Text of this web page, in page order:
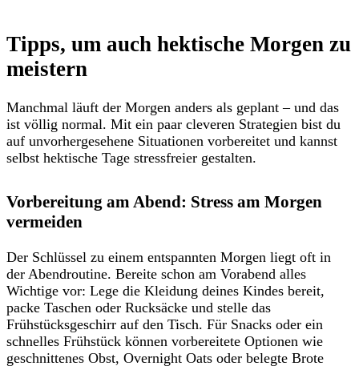
Tipps, um auch hektische Morgen zu
meistern
Manchmal läuft der Morgen anders als geplant – und das
ist völlig normal. Mit ein paar cleveren Strategien bist du
auf unvorhergesehene Situationen vorbereitet und kannst
selbst hektische Tage stressfreier gestalten.
Vorbereitung am Abend: Stress am Morgen
vermeiden
Der Schlüssel zu einem entspannten Morgen liegt oft in
der Abendroutine. Bereite schon am Vorabend alles
Wichtige vor: Lege die Kleidung deines Kindes bereit,
packe Taschen oder Rucksäcke und stelle das
Frühstücksgeschirr auf den Tisch. Für Snacks oder ein
schnelles Frühstück können vorbereitete Optionen wie
geschnittenes Obst, Overnight Oats oder belegte Brote